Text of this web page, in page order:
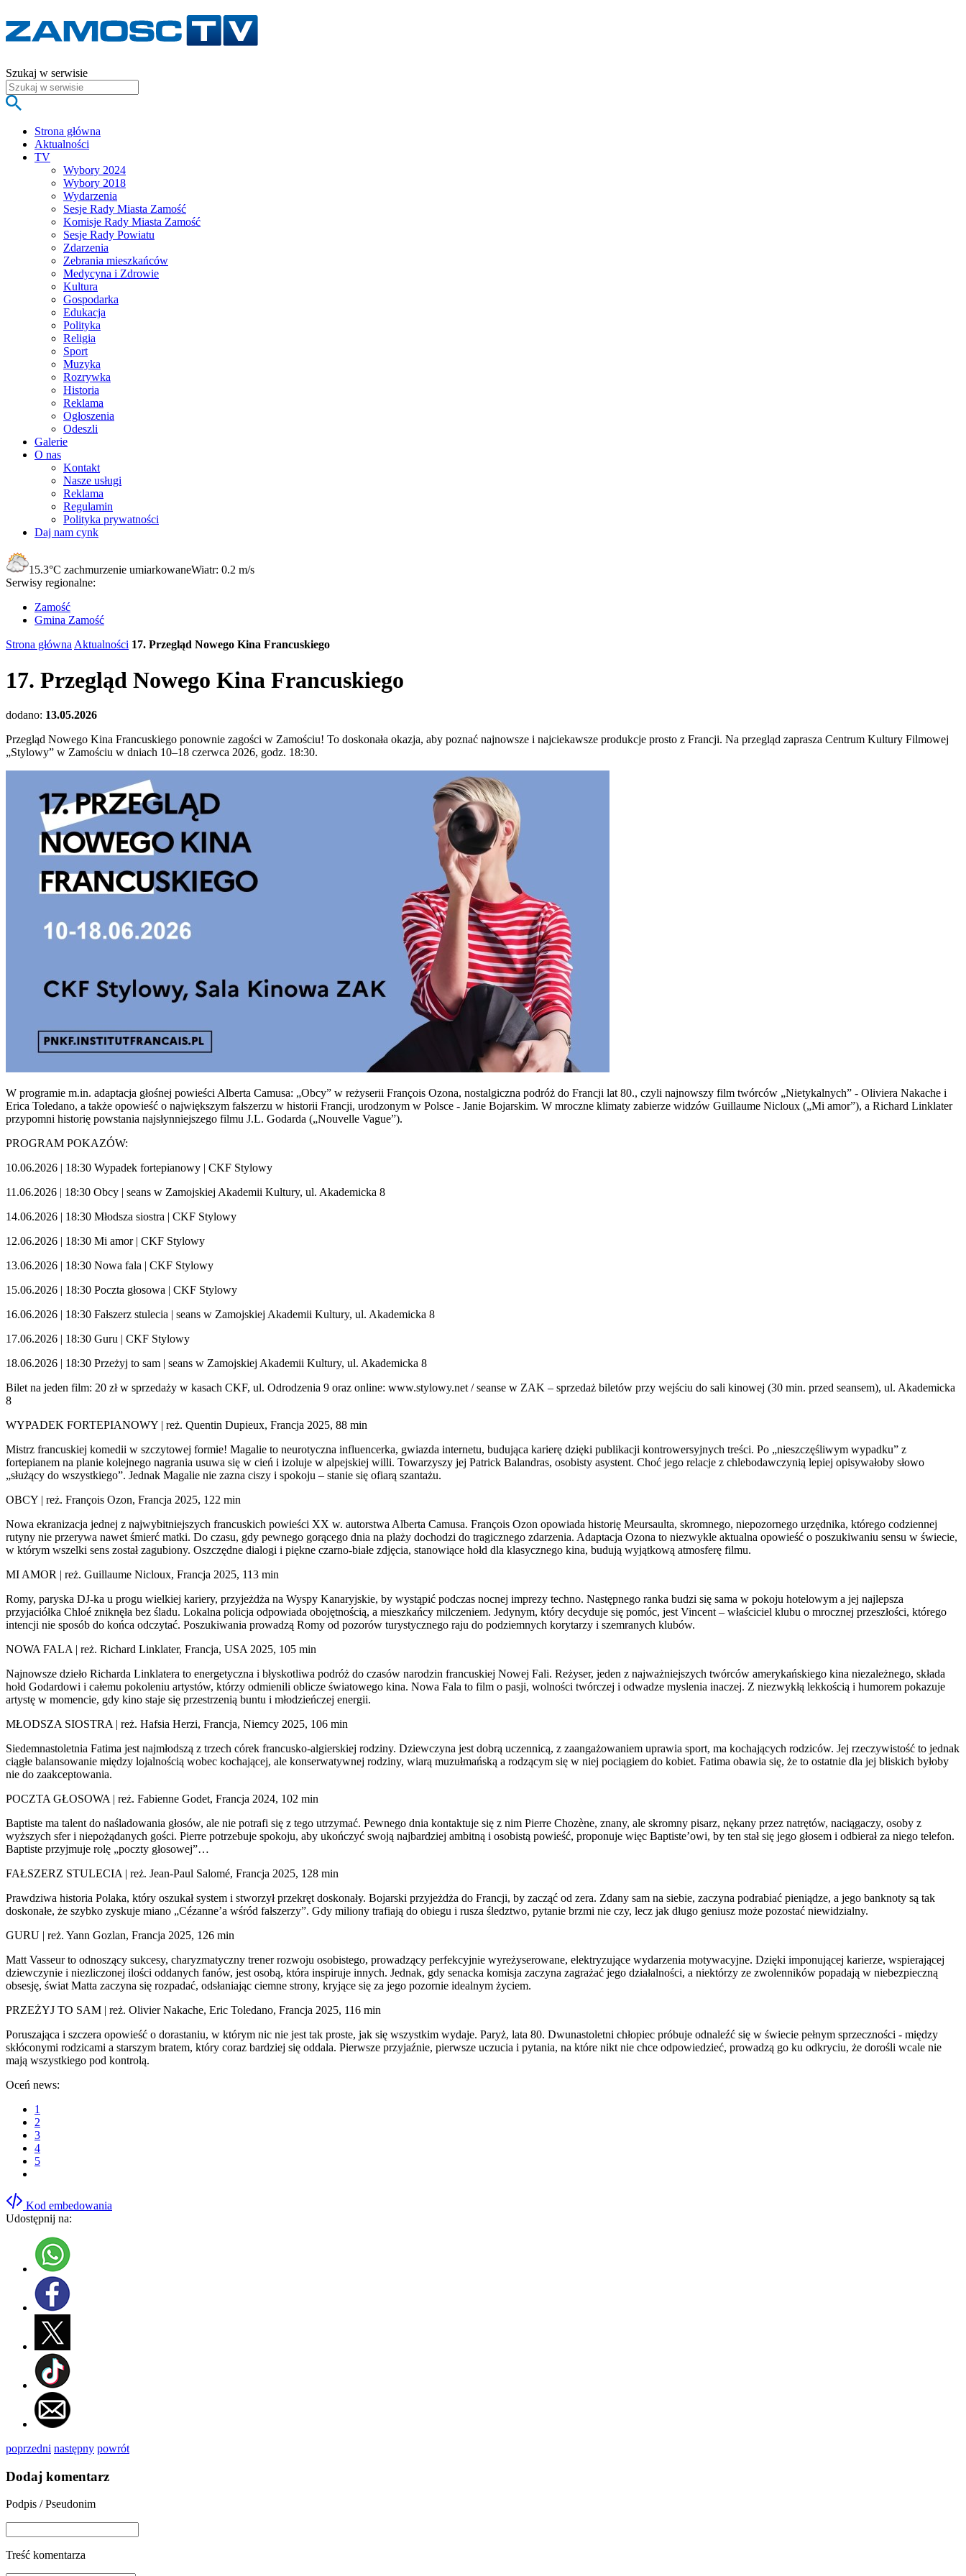
Szukaj w serwisie
Strona główna
Aktualności
TV
Wybory 2024
Wybory 2018
Wydarzenia
Sesje Rady Miasta Zamość
Komisje Rady Miasta Zamość
Sesje Rady Powiatu
Zdarzenia
Zebrania mieszkańców
Medycyna i Zdrowie
Kultura
Gospodarka
Edukacja
Polityka
Religia
Sport
Muzyka
Rozrywka
Historia
Reklama
Ogłoszenia
Odeszli
Galerie
O nas
Kontakt
Nasze usługi
Reklama
Regulamin
Polityka prywatności
Daj nam cynk
15.3°C zachmurzenie umiarkowaneWiatr: 0.2 m/s
Serwisy regionalne:
Zamość
Gmina Zamość
Strona główna Aktualności 17. Przegląd Nowego Kina Francuskiego
17. Przegląd Nowego Kina Francuskiego
dodano: 13.05.2026
Przegląd Nowego Kina Francuskiego ponownie zagości w Zamościu! To doskonała okazja, aby poznać najnowsze i najciekawsze produkcje prosto z Francji. Na przegląd zaprasza Centrum Kultury Filmowej
„Stylowy” w Zamościu w dniach 10–18 czerwca 2026, godz. 18:30.
W programie m.in. adaptacja głośnej powieści Alberta Camusa: „Obcy” w reżyserii François Ozona, nostalgiczna podróż do Francji lat 80., czyli najnowszy film twórców „Nietykalnych” - Oliviera Nakache i
Erica Toledano, a także opowieść o największym fałszerzu w historii Francji, urodzonym w Polsce - Janie Bojarskim. W mroczne klimaty zabierze widzów Guillaume Nicloux („Mi amor”), a Richard Linklater
przypomni historię powstania najsłynniejszego filmu J.L. Godarda („Nouvelle Vague”).
PROGRAM POKAZÓW:
10.06.2026 | 18:30 Wypadek fortepianowy | CKF Stylowy
11.06.2026 | 18:30 Obcy | seans w Zamojskiej Akademii Kultury, ul. Akademicka 8
14.06.2026 | 18:30 Młodsza siostra | CKF Stylowy
12.06.2026 | 18:30 Mi amor | CKF Stylowy
13.06.2026 | 18:30 Nowa fala | CKF Stylowy
15.06.2026 | 18:30 Poczta głosowa | CKF Stylowy
16.06.2026 | 18:30 Fałszerz stulecia | seans w Zamojskiej Akademii Kultury, ul. Akademicka 8
17.06.2026 | 18:30 Guru | CKF Stylowy
18.06.2026 | 18:30 Przeżyj to sam | seans w Zamojskiej Akademii Kultury, ul. Akademicka 8
Bilet na jeden film: 20 zł w sprzedaży w kasach CKF, ul. Odrodzenia 9 oraz online: www.stylowy.net / seanse w ZAK – sprzedaż biletów przy wejściu do sali kinowej (30 min. przed seansem), ul. Akademicka
8
WYPADEK FORTEPIANOWY | reż. Quentin Dupieux, Francja 2025, 88 min
Mistrz francuskiej komedii w szczytowej formie! Magalie to neurotyczna influencerka, gwiazda internetu, budująca karierę dzięki publikacji kontrowersyjnych treści. Po „nieszczęśliwym wypadku” z
fortepianem na planie kolejnego nagrania usuwa się w cień i izoluje w alpejskiej willi. Towarzyszy jej Patrick Balandras, osobisty asystent. Choć jego relacje z chlebodawczynią lepiej opisywałoby słowo
„służący do wszystkiego”. Jednak Magalie nie zazna ciszy i spokoju – stanie się ofiarą szantażu.
OBCY | reż. François Ozon, Francja 2025, 122 min
Nowa ekranizacja jednej z najwybitniejszych francuskich powieści XX w. autorstwa Alberta Camusa. François Ozon opowiada historię Meursaulta, skromnego, niepozornego urzędnika, którego codziennej
rutyny nie przerywa nawet śmierć matki. Do czasu, gdy pewnego gorącego dnia na plaży dochodzi do tragicznego zdarzenia. Adaptacja Ozona to niezwykle aktualna opowieść o poszukiwaniu sensu w świecie,
w którym wszelki sens został zagubiony. Oszczędne dialogi i piękne czarno-białe zdjęcia, stanowiące hołd dla klasycznego kina, budują wyjątkową atmosferę filmu.
MI AMOR | reż. Guillaume Nicloux, Francja 2025, 113 min
Romy, paryska DJ-ka u progu wielkiej kariery, przyjeżdża na Wyspy Kanaryjskie, by wystąpić podczas nocnej imprezy techno. Następnego ranka budzi się sama w pokoju hotelowym a jej najlepsza
przyjaciółka Chloé zniknęła bez śladu. Lokalna policja odpowiada obojętnością, a mieszkańcy milczeniem. Jedynym, który decyduje się pomóc, jest Vincent – właściciel klubu o mrocznej przeszłości, którego
intencji nie sposób do końca odczytać. Poszukiwania prowadzą Romy od pozorów turystycznego raju do podziemnych korytarzy i szemranych klubów.
NOWA FALA | reż. Richard Linklater, Francja, USA 2025, 105 min
Najnowsze dzieło Richarda Linklatera to energetyczna i błyskotliwa podróż do czasów narodzin francuskiej Nowej Fali. Reżyser, jeden z najważniejszych twórców amerykańskiego kina niezależnego, składa
hołd Godardowi i całemu pokoleniu artystów, którzy odmienili oblicze światowego kina. Nowa Fala to film o pasji, wolności twórczej i odwadze myslenia inaczej. Z niezwykłą lekkością i humorem pokazuje
artystę w momencie, gdy kino staje się przestrzenią buntu i młodzieńczej energii.
MŁODSZA SIOSTRA | reż. Hafsia Herzi, Francja, Niemcy 2025, 106 min
Siedemnastoletnia Fatima jest najmłodszą z trzech córek francusko-algierskiej rodziny. Dziewczyna jest dobrą uczennicą, z zaangażowaniem uprawia sport, ma kochających rodziców. Jej rzeczywistość to jednak
ciągłe balansowanie między lojalnością wobec kochającej, ale konserwatywnej rodziny, wiarą muzułmańską a rodzącym się w niej pociągiem do kobiet. Fatima obawia się, że to ostatnie dla jej bliskich byłoby
nie do zaakceptowania.
POCZTA GŁOSOWA | reż. Fabienne Godet, Francja 2024, 102 min
Baptiste ma talent do naśladowania głosów, ale nie potrafi się z tego utrzymać. Pewnego dnia kontaktuje się z nim Pierre Chozène, znany, ale skromny pisarz, nękany przez natrętów, naciągaczy, osoby z
wyższych sfer i niepożądanych gości. Pierre potrzebuje spokoju, aby ukończyć swoją najbardziej ambitną i osobistą powieść, proponuje więc Baptiste’owi, by ten stał się jego głosem i odbierał za niego telefon.
Baptiste przyjmuje rolę „poczty głosowej”…
FAŁSZERZ STULECIA | reż. Jean-Paul Salomé, Francja 2025, 128 min
Prawdziwa historia Polaka, który oszukał system i stworzył przekręt doskonały. Bojarski przyjeżdża do Francji, by zacząć od zera. Zdany sam na siebie, zaczyna podrabiać pieniądze, a jego banknoty są tak
doskonałe, że szybko zyskuje miano „Cézanne’a wśród fałszerzy”. Gdy miliony trafiają do obiegu i rusza śledztwo, pytanie brzmi nie czy, lecz jak długo geniusz może pozostać niewidzialny.
GURU | reż. Yann Gozlan, Francja 2025, 126 min
Matt Vasseur to odnoszący sukcesy, charyzmatyczny trener rozwoju osobistego, prowadzący perfekcyjnie wyreżyserowane, elektryzujące wydarzenia motywacyjne. Dzięki imponującej karierze, wspierającej
dziewczynie i niezliczonej ilości oddanych fanów, jest osobą, która inspiruje innych. Jednak, gdy senacka komisja zaczyna zagrażać jego działalności, a niektórzy ze zwolenników popadają w niebezpieczną
obsesję, świat Matta zaczyna się rozpadać, odsłaniając ciemne strony, kryjące się za jego pozornie idealnym życiem.
PRZEŻYJ TO SAM | reż. Olivier Nakache, Eric Toledano, Francja 2025, 116 min
Poruszająca i szczera opowieść o dorastaniu, w którym nic nie jest tak proste, jak się wszystkim wydaje. Paryż, lata 80. Dwunastoletni chłopiec próbuje odnaleźć się w świecie pełnym sprzeczności - między
skłóconymi rodzicami a starszym bratem, który coraz bardziej się oddala. Pierwsze przyjaźnie, pierwsze uczucia i pytania, na które nikt nie chce odpowiedzieć, prowadzą go ku odkryciu, że dorośli wcale nie
mają wszystkiego pod kontrolą.
Oceń news:
1
2
3
4
5
Kod embedowania
Udostępnij na:
poprzedni następny powrót
Dodaj komentarz
Podpis / Pseudonim
Treść komentarza